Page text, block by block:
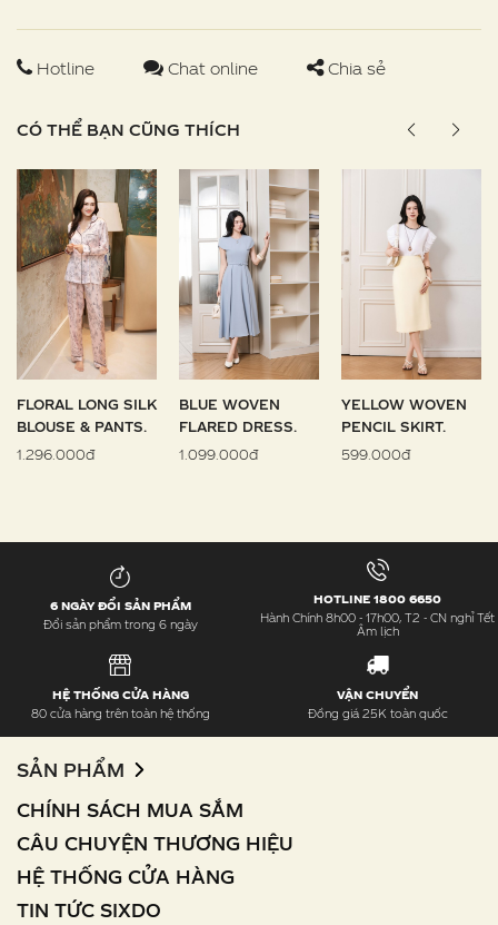
Hotline Chat online Chia sẻ
CÓ THỂ BẠN CŨNG THÍCH
FLORAL LONG SILK
BLOUSE & PANTS.
1.296.000đ
BLUE WOVEN
FLARED DRESS.
1.099.000đ
YELLOW WOVEN
PENCIL SKIRT.
599.000đ
6 NGÀY ĐỔI SẢN PHẨM
Đổi sản phẩm trong 6 ngày
HOTLINE 1800 6650
Hành Chính 8h00 - 17h00, T2 - CN nghỉ Tết
Âm lịch
HỆ THỐNG CỬA HÀNG
80 cửa hàng trên toàn hệ thống
VẬN CHUYỂN
Đồng giá 25K toàn quốc
SẢN PHẨM
CHÍNH SÁCH MUA SẮM
CÂU CHUYỆN THƯƠNG HIỆU
HỆ THỐNG CỬA HÀNG
TIN TỨC SIXDO